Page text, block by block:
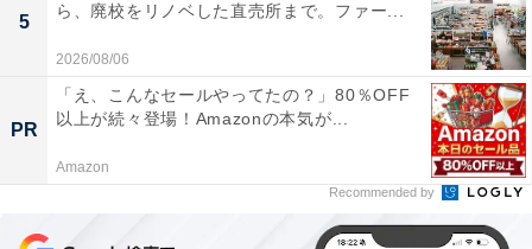
デザインのモチーフは「円」
デザインのモチーフとなっている「円」は「サステナブ
ル・循環のカタチ」「人と人を繋ぐ輪」「明るい未来へ
5
ら、廃校をリノベした直売所まで。ファー...
2026/08/06
PR
「え、こんなセールやってたの？」80％OFF
以上が続々登場！Amazonの本気が...
Amazon
Recommended by